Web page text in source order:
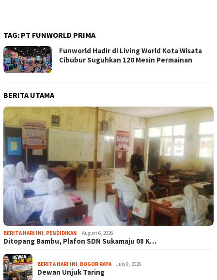
TAG: PT FUNWORLD PRIMA
Funworld Hadir di Living World Kota Wisata
Cibubur Suguhkan 120 Mesin Permainan
BERITA UTAMA
BERITA HARI INI, PENDIDIKAN August 6, 2026
Ditopang Bambu, Plafon SDN Sukamaju 08 K…
BERITA HARI INI, BOGOR RAYA July 8, 2026
Dewan Unjuk Taring